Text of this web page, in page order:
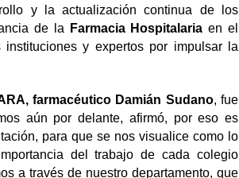
y la actualización continua de los
de la Farmacia Hospitalaria en el
y expertos por impulsar la
farmacéutico Damián Sudano, fue
aún por delante, afirmó, por eso es
para que se nos visualice como lo
del trabajo de cada colegio
a través de nuestro departamento, que